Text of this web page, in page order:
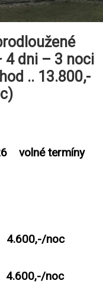
4 dni – 3 noci
.. 13.800,-
volné termíny
noc
4.600,-/noc